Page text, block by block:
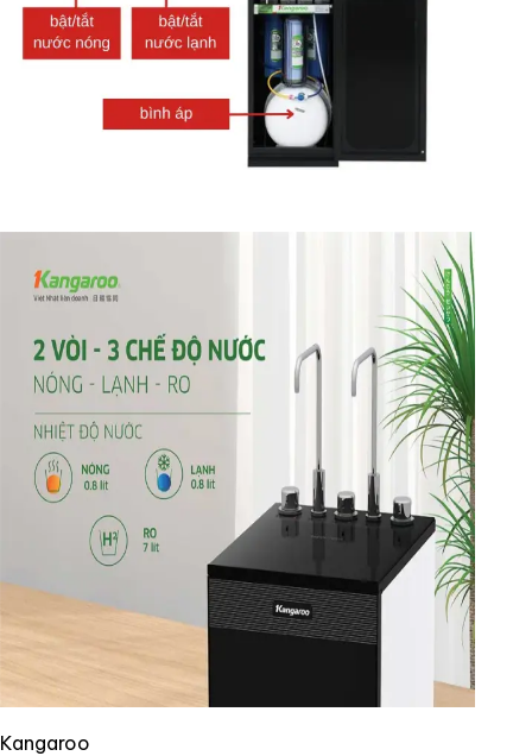
Kangaroo